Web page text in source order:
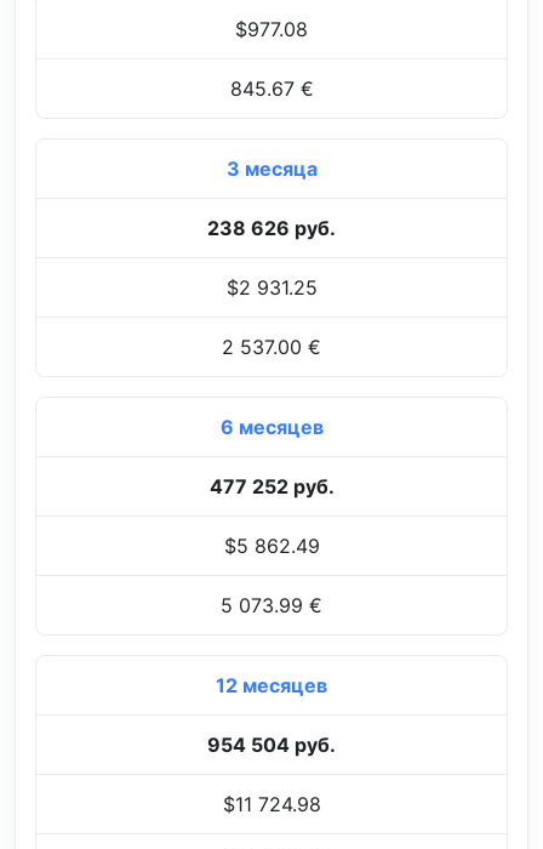
$977.08
845.67 €
3 месяца
238 626 руб.
$2 931.25
2 537.00 €
6 месяцев
477 252 руб.
$5 862.49
5 073.99 €
12 месяцев
954 504 руб.
$11 724.98